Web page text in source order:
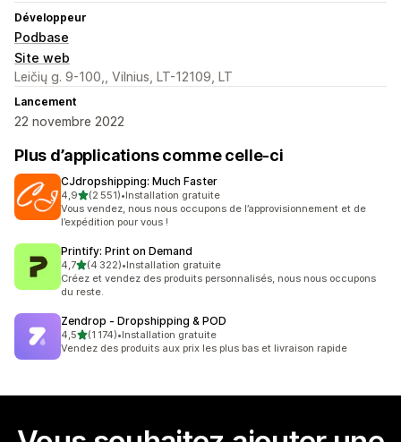
Développeur
Podbase
Site web
Leičių g. 9-100,, Vilnius, LT-12109, LT
Lancement
22 novembre 2022
Plus d’applications comme celle-ci
CJdropshipping: Much Faster
4,9étoile(s) sur 5
(2 551)
2551 avis au total
•Installation gratuite
Vous vendez, nous nous occupons de l’approvisionnement et de
l’expédition pour vous !
Printify: Print on Demand
4,7étoile(s) sur 5
(4 322)
4322 avis au total
•Installation gratuite
Créez et vendez des produits personnalisés, nous nous occupons
du reste.
Zendrop ‑ Dropshipping & POD
4,5étoile(s) sur 5
(1 174)
1174 avis au total
•Installation gratuite
Vendez des produits aux prix les plus bas et livraison rapide